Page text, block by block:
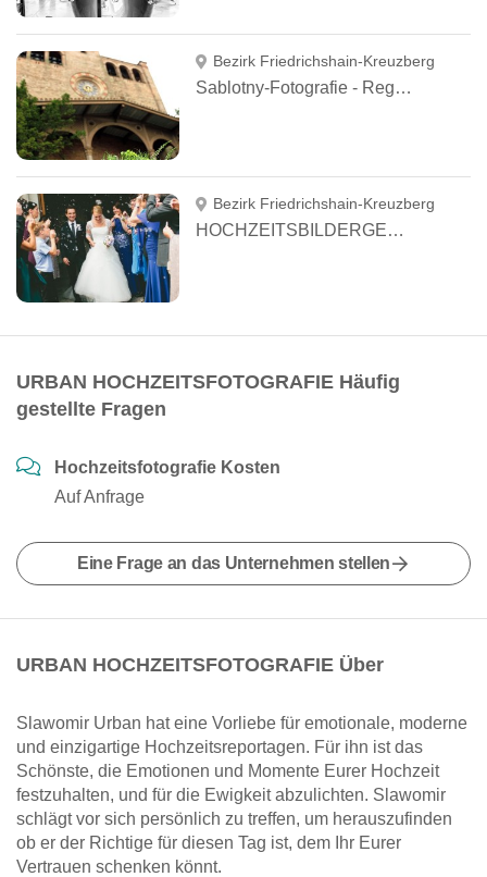
Bezirk Friedrichshain-Kreuzberg
Sablotny-Fotografie - Regina Sablotny
Bezirk Friedrichshain-Kreuzberg
HOCHZEITSBILDERGESCHICHTEN
URBAN HOCHZEITSFOTOGRAFIE Häufig
gestellte Fragen
Hochzeitsfotografie Kosten
Auf Anfrage
Eine Frage an das Unternehmen stellen
URBAN HOCHZEITSFOTOGRAFIE Über
Slawomir Urban hat eine Vorliebe für emotionale, moderne
und einzigartige Hochzeitsreportagen. Für ihn ist das
Schönste, die Emotionen und Momente Eurer Hochzeit
festzuhalten, und für die Ewigkeit abzulichten. Slawomir
schlägt vor sich persönlich zu treffen, um herauszufinden
ob er der Richtige für diesen Tag ist, dem Ihr Eurer
Vertrauen schenken könnt.